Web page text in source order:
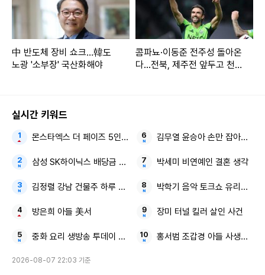
中 반도체 장비 쇼크…韓도
노광 '소부장' 국산화해야
콤파뇨·이동준 전주성 돌아온
다...전북, 제주전 앞두고 천군
실시간 키워드
몬스타엑스 더 페이즈 5인 체제
삼성 SK하이닉스 배당금 늘려라
김정렬 강남 건물주 하루 1억
방은희 아들 美서
중화 요리 생방송 투데이 행궁동 BEST3
김무열 윤승아 손만 잡아도 영
박세미 비연예인 결혼 생각
박학기 음악 토크쇼 유리상자
장미 터널 킬러 살인 사건
홍서범 조갑경 아들 사생활 논
2026-08-07 22:03 기준